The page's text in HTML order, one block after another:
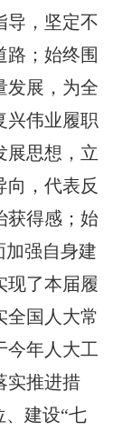
导，坚定不
路；始终围
发展，为全
兴伟业履职
展思想，立
向，代表反
获得感；始
加强自身建
现了本届履
全国人大常
今年人大工
实推进措
、建设“七